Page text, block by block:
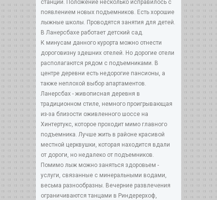
станции. Положение несколько исправилось с
появлением новых подъемников. Есть хорошие
лыжные школы. Проводятся занятия для детей.
В Ланерсбахе работает детский сад.
К минусам данного курорта можно отнести
дороговизну здешних отелей. Но дорогие отели
располагаются рядом с подъемниками. В
центре деревни есть недорогие пансионы, а
также неплохой выбор апартаментов.
Ланерсбах - живописная деревня в
традиционном стиле, немного проигрывающая
из-за близости оживленного шоссе на
Хинтертукс, которое проходит мимо главного
подъемника. Лучше жить в районе красивой
местной церквушки, которая находится вдали
от дороги, но недалеко от подъемников.
Помимо лыж можно заняться здоровьем -
услуги, связанные с минеральными водами,
весьма разнообразны. Вечерние развлечения
ограничиваются танцами в Риндерерхоф,